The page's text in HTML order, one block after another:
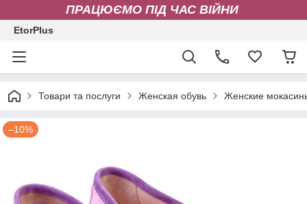
ПРАЦЮЄМО ПІД ЧАС ВІЙНИ
EtorPlus
Товари та послуги Женская обувь Женские
–10%